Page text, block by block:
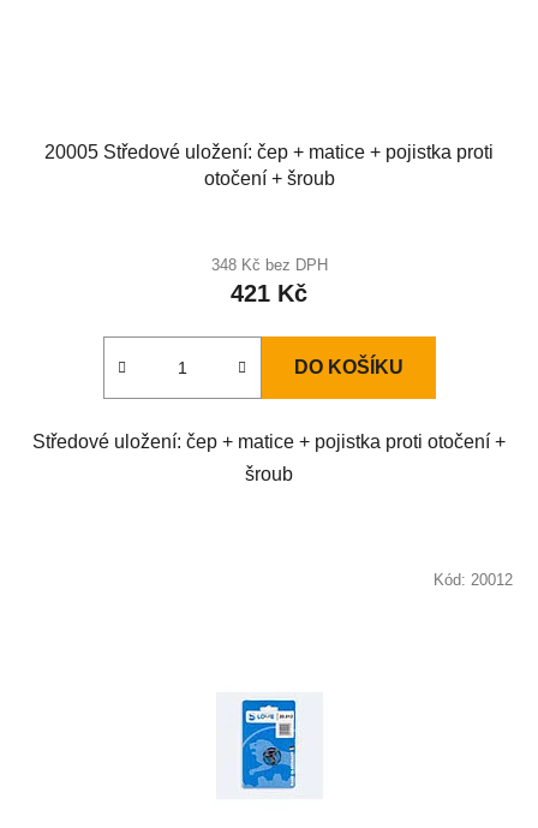
20005 Středové uložení: čep + matice + pojistka proti
otočení + šroub
348 Kč bez DPH
421 Kč
DO KOŠÍKU
Středové uložení: čep + matice + pojistka proti otočení +
šroub
Kód: 20012